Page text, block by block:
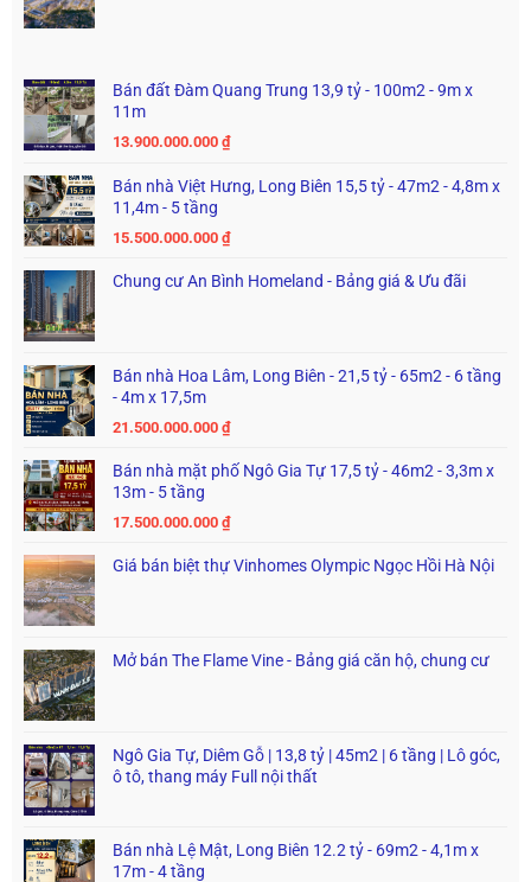
Bán đất Đàm Quang Trung 13,9 tỷ - 100m2 - 9m x
11m
13.900.000.000 ₫
Bán nhà Việt Hưng, Long Biên 15,5 tỷ - 47m2 - 4,8m x
11,4m - 5 tầng
15.500.000.000 ₫
Chung cư An Bình Homeland - Bảng giá & Ưu đãi
Bán nhà Hoa Lâm, Long Biên - 21,5 tỷ - 65m2 - 6 tầng
- 4m x 17,5m
21.500.000.000 ₫
Bán nhà mặt phố Ngô Gia Tự 17,5 tỷ - 46m2 - 3,3m x
13m - 5 tầng
17.500.000.000 ₫
Giá bán biệt thự Vinhomes Olympic Ngọc Hồi Hà Nội
Mở bán The Flame Vine - Bảng giá căn hộ, chung cư
Ngô Gia Tự, Diêm Gỗ | 13,8 tỷ | 45m2 | 6 tầng | Lô góc,
ô tô, thang máy Full nội thất
Bán nhà Lệ Mật, Long Biên 12.2 tỷ - 69m2 - 4,1m x
17m - 4 tầng